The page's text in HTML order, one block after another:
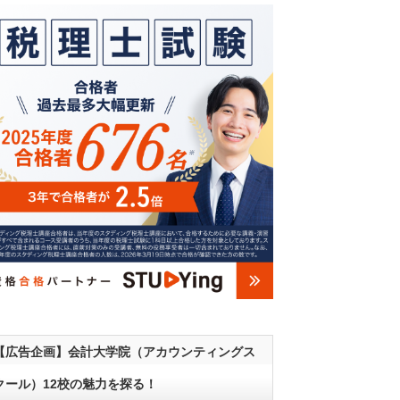
広告企画】会計大学院（アカウンティングス
ール）12校の魅力を探る！